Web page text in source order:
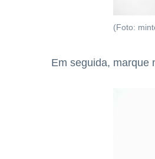
(Foto:
Em seguida, marque